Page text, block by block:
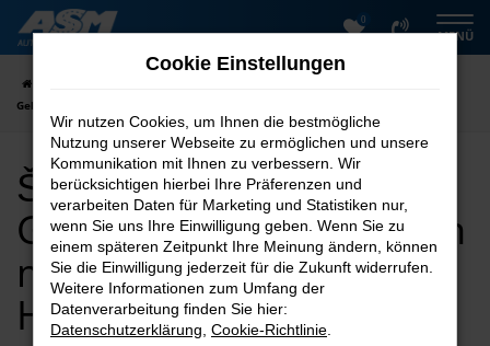
Zum
Hauptinhalt
0
MENÜ
Gebrauchtwagen kaufen mit Lieferservice nach Helmstedt
Škoda Octavia
Gebrauchtwagen kaufen
mit Lieferservice nach
Helmstedt
Cookie Einstellungen
Wir nutzen Cookies, um Ihnen die bestmögliche
Nutzung unserer Webseite zu ermöglichen und unsere
Kommunikation mit Ihnen zu verbessern. Wir
berücksichtigen hierbei Ihre Präferenzen und
verarbeiten Daten für Marketing und Statistiken nur,
wenn Sie uns Ihre Einwilligung geben. Wenn Sie zu
einem späteren Zeitpunkt Ihre Meinung ändern, können
Sie die Einwilligung jederzeit für die Zukunft widerrufen.
Weitere Informationen zum Umfang der
Datenverarbeitung finden Sie hier:
Datenschutzerklärung Cookie-Richtlinie